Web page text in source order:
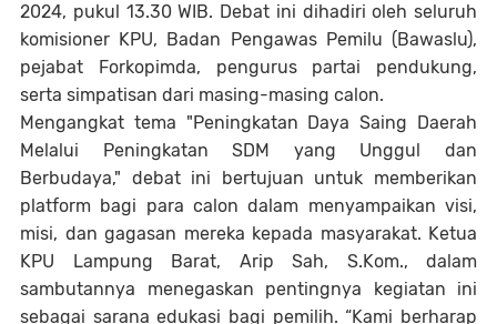
2024, pukul 13.30 WIB. Debat ini dihadiri oleh seluruh
komisioner KPU, Badan Pengawas Pemilu (Bawaslu),
pejabat Forkopimda, pengurus partai pendukung,
serta simpatisan dari masing-masing calon.
Mengangkat tema "Peningkatan Daya Saing Daerah
Melalui Peningkatan SDM yang Unggul dan
Berbudaya," debat ini bertujuan untuk memberikan
platform bagi para calon dalam menyampaikan visi,
misi, dan gagasan mereka kepada masyarakat. Ketua
KPU Lampung Barat, Arip Sah, S.Kom., dalam
sambutannya menegaskan pentingnya kegiatan ini
sebagai sarana edukasi bagi pemilih. “Kami berharap